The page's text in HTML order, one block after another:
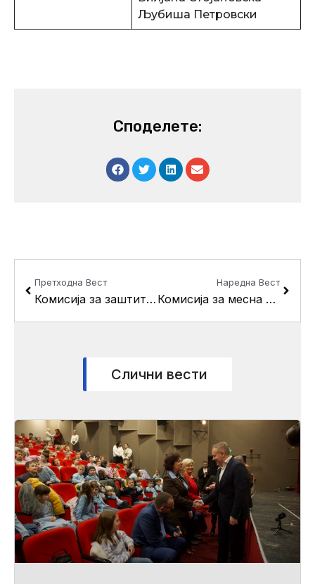
Љубиша Петровски
Споделете:
Претходна Вест
Комисија за заштита и унапредување на животната средина
Наредна Вест
Комисија за месна самоуправа и општествени организации
Слични вести